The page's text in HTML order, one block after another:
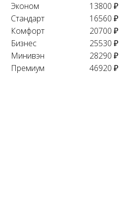
Эконом
13800 ₽
Стандарт
16560 ₽
Комфорт
20700 ₽
Бизнес
25530 ₽
Минивэн
28290 ₽
Премиум
46920 ₽